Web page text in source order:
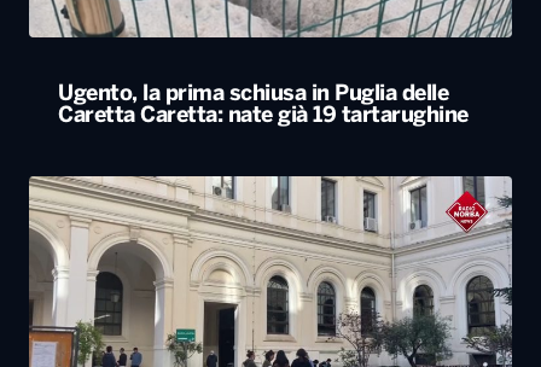
Ugento, la prima schiusa in Puglia delle
Caretta Caretta: nate già 19 tartarughine